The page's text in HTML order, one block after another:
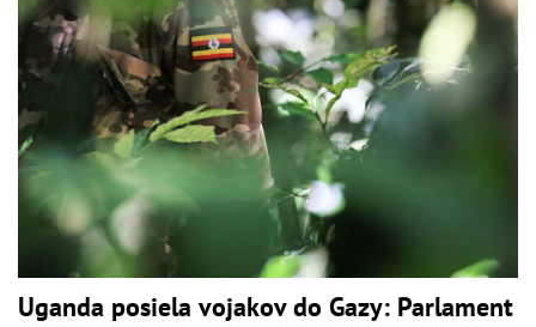
Uganda posiela vojakov do Gazy: Parlament